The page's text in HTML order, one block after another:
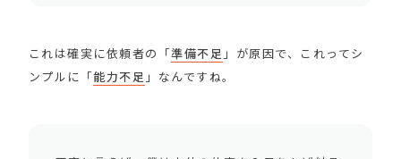
これは確実に依頼者の「準備不足 」が原因で、これってシ
ンプルに「能力不足 」なんですね。